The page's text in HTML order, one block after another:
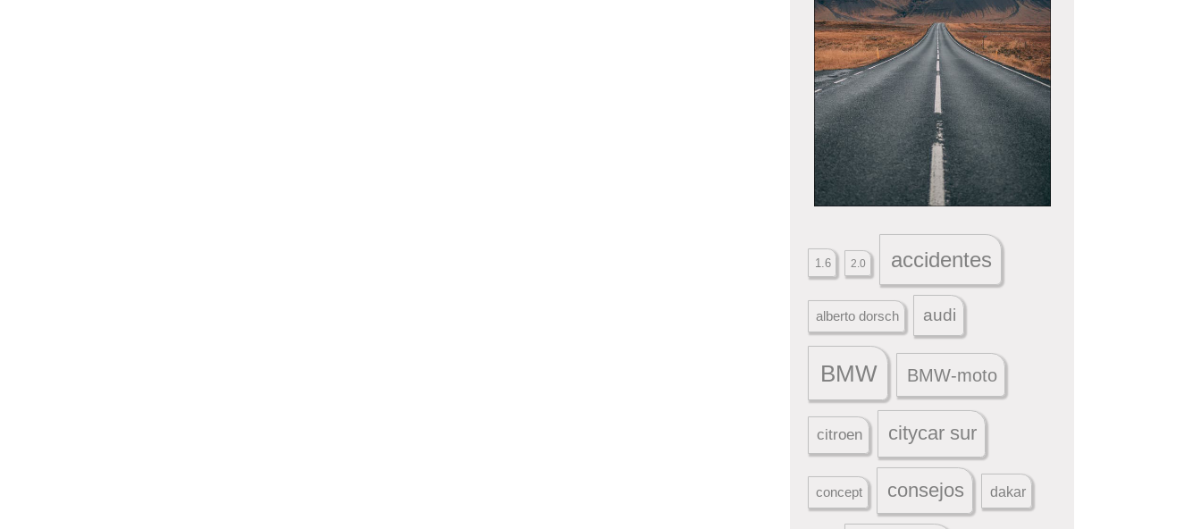
1.6 2.0 accidentes
alberto dorsch audi
BMW BMW-moto
citroen citycar sur
concept consejos dakar